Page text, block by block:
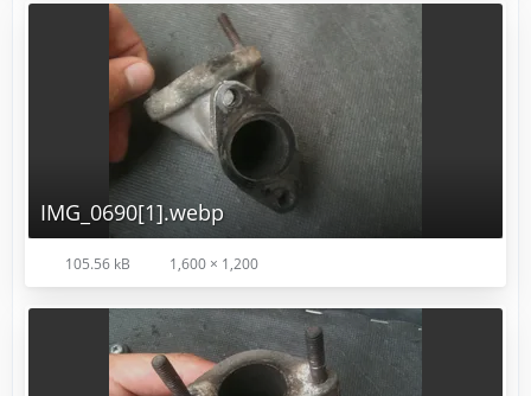
IMG_0690[1].webp
105.56 kB 1,600 × 1,200